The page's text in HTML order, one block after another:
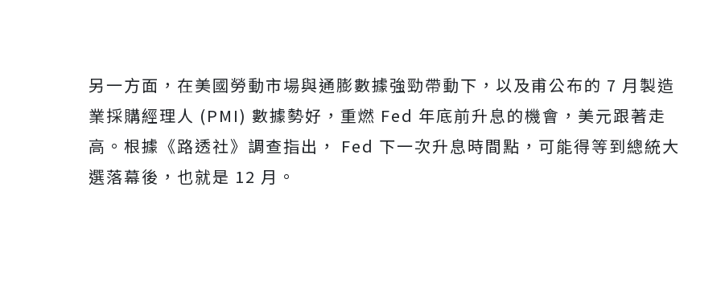
另一方面，在美國勞動市場與通膨數據強勁帶動下，以及甫公布的 7 月製造
業採購經理人 (PMI) 數據勢好，重燃 Fed 年底前升息的機會，美元跟著走
高。根據《路透社》調查指出， Fed 下一次升息時間點，可能得等到總統大
選落幕後，也就是 12 月。